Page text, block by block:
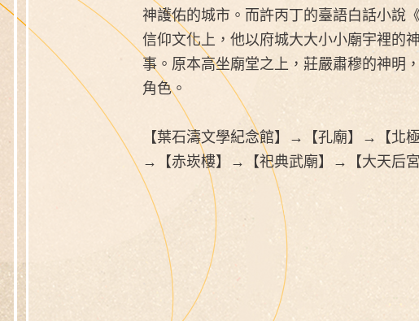
神護佑的城市。而許丙丁的臺語白話小說
信仰文化上，他以府城大大小小廟宇裡的
事。原本高坐廟堂之上，莊嚴肅穆的神明
角色。
【葉石濤文學紀念館】→【孔廟】→【北
→【赤崁樓】→【祀典武廟】→【大天后